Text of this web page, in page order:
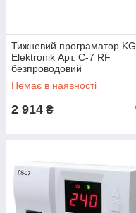
Тижневий програматор KG
Elektronik Арт. C-7 RF
безпроводовий
Немає в наявності
2 914 ₴